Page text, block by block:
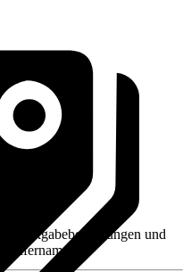
Rückgabebedingungen und